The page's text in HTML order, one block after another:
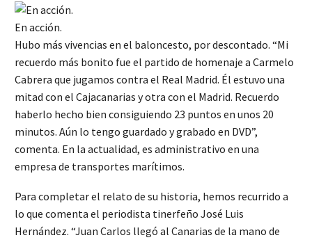
En acción.
Hubo más vivencias en el baloncesto, por descontado. “Mi
recuerdo más bonito fue el partido de homenaje a Carmelo
Cabrera que jugamos contra el Real Madrid. Él estuvo una
mitad con el Cajacanarias y otra con el Madrid. Recuerdo
haberlo hecho bien consiguiendo 23 puntos en unos 20
minutos. Aún lo tengo guardado y grabado en DVD”,
comenta. En la actualidad, es administrativo en una
empresa de transportes marítimos.
Para completar el relato de su historia, hemos recurrido a
lo que comenta el periodista tinerfeño José Luis
Hernández. “Juan Carlos llegó al Canarias de la mano de